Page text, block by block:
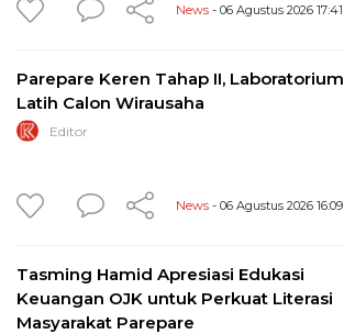
News - 06 Agustus 2026 17:41
Parepare Keren Tahap II, Laboratorium
Latih Calon Wirausaha
Editor
News - 06 Agustus 2026 16:09
Tasming Hamid Apresiasi Edukasi
Keuangan OJK untuk Perkuat Literasi
Masyarakat Parepare